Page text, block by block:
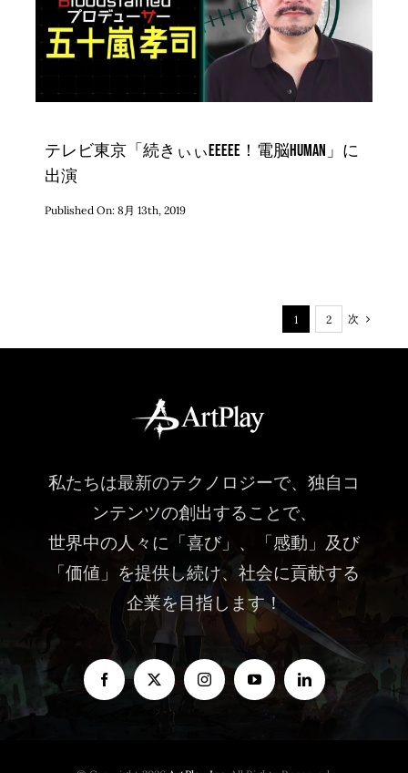
テレビ東京「続きぃぃeeeee！電脳HUMAN」に
出演
Published On: 8月 13th, 2019
1 2 次
私たちは最新のテクノロジーで、独自コ
ンテンツの創出することで、
世界中の人々に「喜び」、「感動」及び
「価値」を提供し続け、社会に貢献する
企業を目指します！